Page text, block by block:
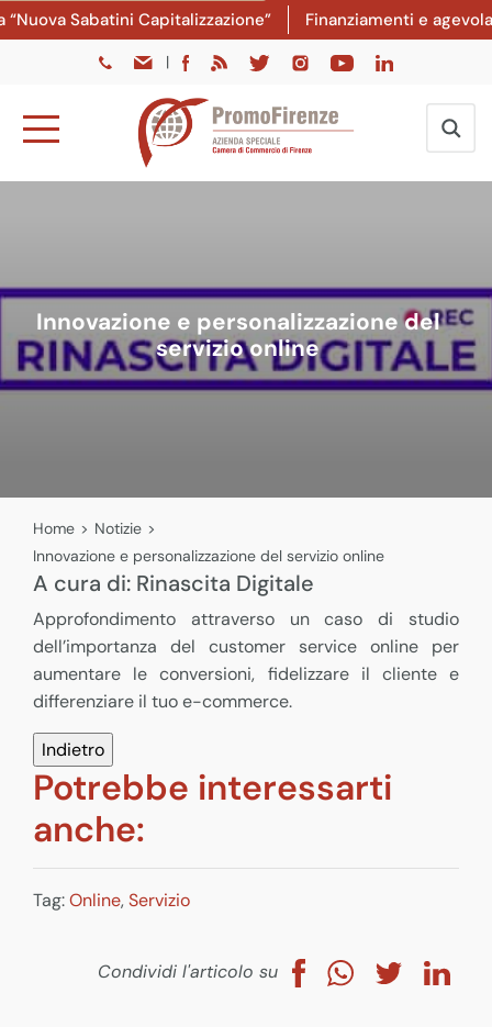
Sabatini Capitalizzazione” Finanziamenti e
|
Innovazione e personalizzazione del
servizio online
Home > Notizie >
Innovazione e personalizzazione del servizio online
A cura di: Rinascita Digitale
Approfondimento attraverso un caso di studio
dell’importanza del customer service online per
aumentare le conversioni, fidelizzare il cliente e
differenziare il tuo e-commerce.
Potrebbe interessarti
anche:
Tag:Online,Servizio
Condividi l'articolo su